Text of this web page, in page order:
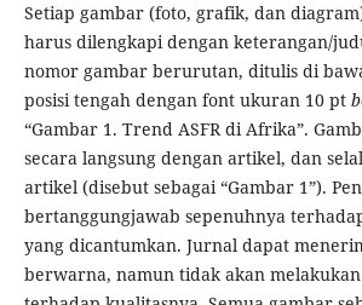
Setiap gambar (foto, grafik, dan
harus dilengkapi dengan keterangan/
nomor gambar berurutan, ditulis di
posisi tengah dengan font ukuran 10 pt
“Gambar 1. Trend ASFR di Afrika”.
secara langsung dengan artikel, dan
artikel (disebut sebagai “Gambar 1”).
bertanggungjawab sepenuhnya
yang dicantumkan. Jurnal dapat
berwarna, namun tidak akan